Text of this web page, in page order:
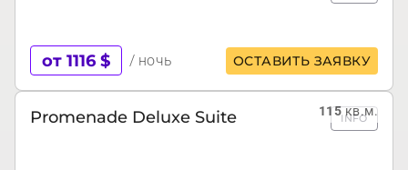
от 1116 $ / ночь ОСТАВИТЬ ЗАЯВКУ
115кв.м.
Promenade Deluxe Suite INFO